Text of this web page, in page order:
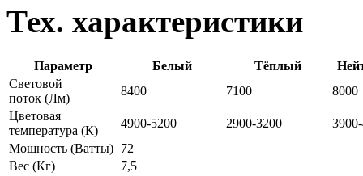
Тех. характеристики
Параметр Белый Тёплый
Световой
поток (Лм)
8400 7100
8000
Цветовая
температура (К)
4900-5200 2900-3200
Мощность (Ватты) 72
Вес (Кг) 7,5